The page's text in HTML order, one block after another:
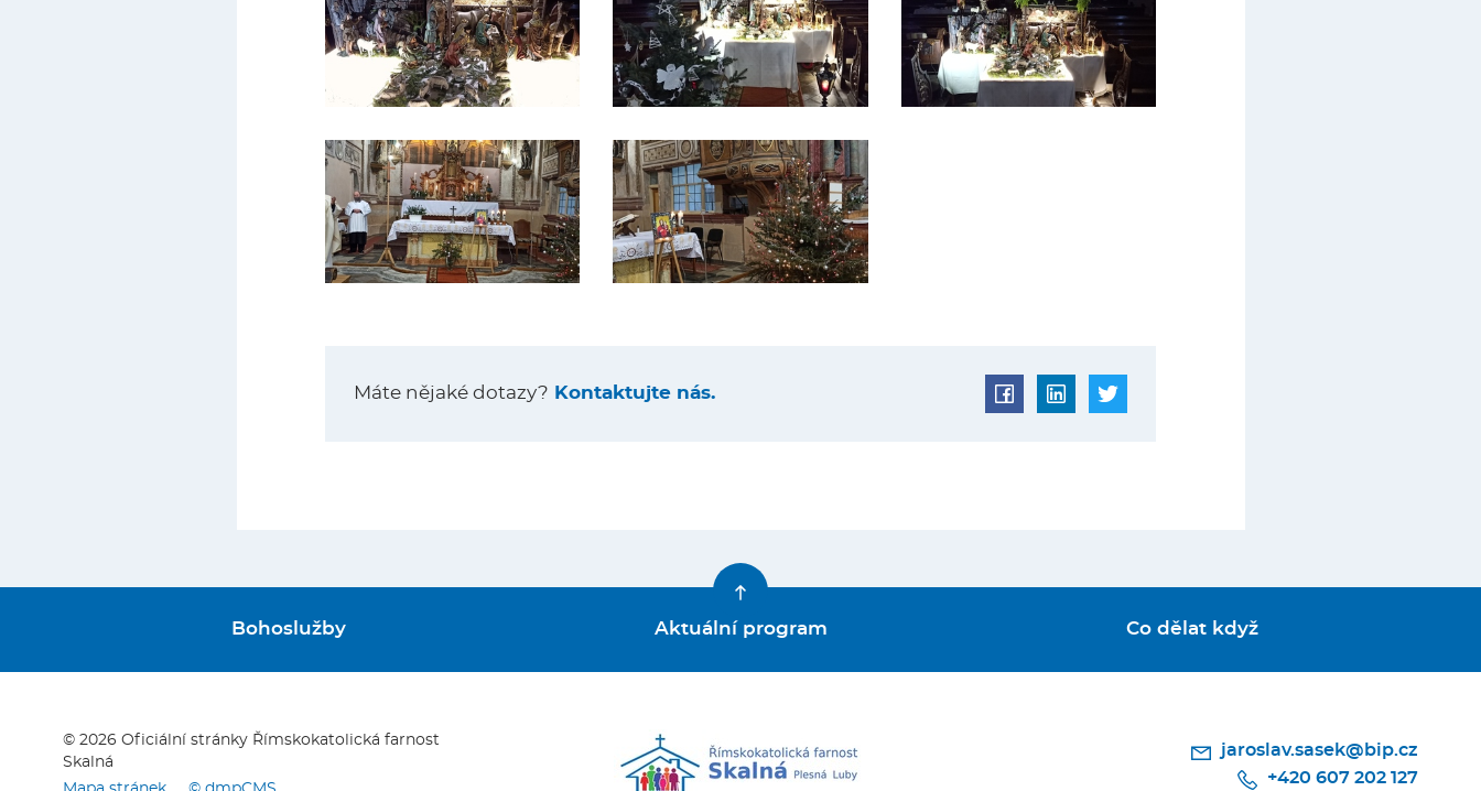
Máte nějaké dotazy? Kontaktujte nás.
Bohoslužby Aktuální program Co dělat když
jaroslav.sasek@bip.cz
+420 607 202 127
© 2026 Oficiální stránky Římskokatolická farnost
Skalná